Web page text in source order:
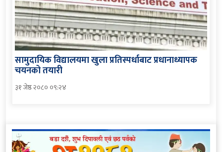
सामुदायिक विद्यालयमा खुला प्रतिस्पर्धाबाट प्रधानाध्यापक
चयनको तयारी
३१ जेष्ठ २०८० ०९:२४